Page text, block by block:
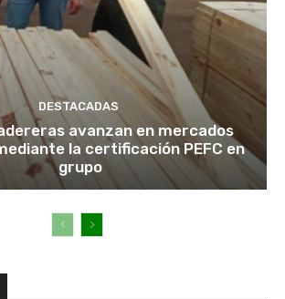
DESTACADAS
avanzan en mercados
la certificación PEFC en
grupo